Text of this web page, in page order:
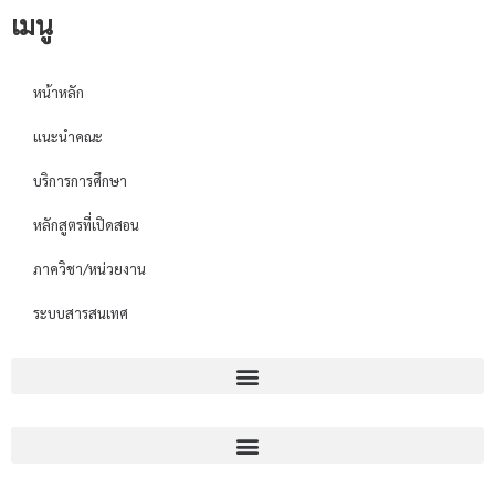
เมนู
หน้าหลัก
แนะนำคณะ
บริการการศึกษา
หลักสูตรที่เปิดสอน
ภาควิชา/หน่วยงาน
ระบบสารสนเทศ